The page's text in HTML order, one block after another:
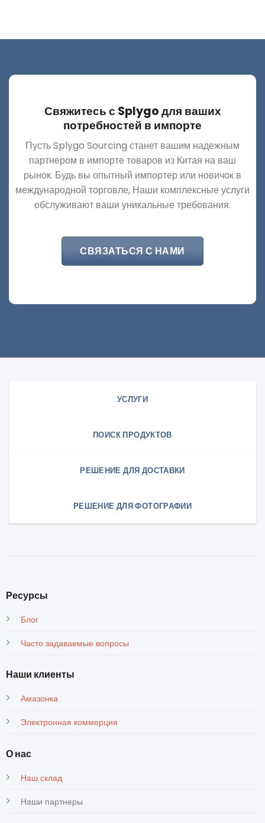
Свяжитесь с Splygo для ваших
потребностей в импорте
Пусть Splygo Sourcing станет вашим надежным
партнером в импорте товаров из Китая на ваш
рынок. Будь вы опытный импортер или новичок в
международной торговле, Наши комплексные услуги
обслуживают ваши уникальные требования.
СВЯЗАТЬСЯ С НАМИ
УСЛУГИ
ПОИСК ПРОДУКТОВ
РЕШЕНИЕ ДЛЯ ДОСТАВКИ
РЕШЕНИЕ ДЛЯ ФОТОГРАФИИ
Ресурсы
Блог
Часто задаваемые вопросы
Наши клиенты
Амазонка
Электронная коммерция
О нас
Наш склад
Наши партнеры